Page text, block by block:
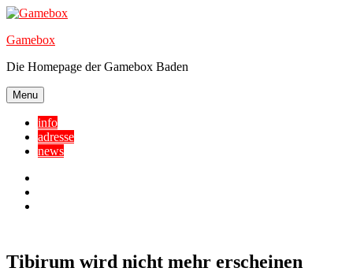
Skip
content
Gamebox
Die Homepage der Gamebox Baden
Menu
info
adresse
news
Tibirum wird nicht mehr erscheinen